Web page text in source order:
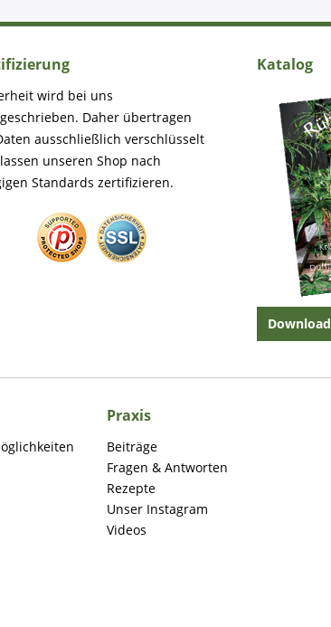
wird bei uns
Daher übertragen
ausschließlich verschlüsselt
unseren Shop nach
Standards zertifizieren.
Katalog
Download
Praxis
Beiträge
Fragen & Antworten
Rezepte
Unser Instagram
Videos